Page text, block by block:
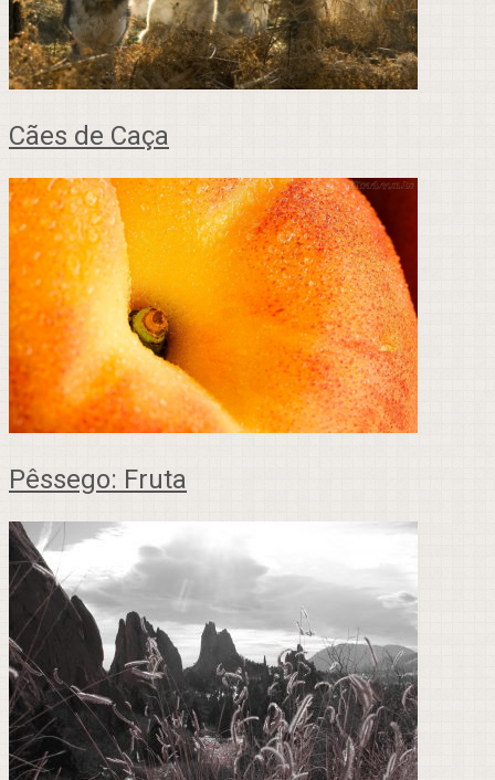
Cães de Caça
Pêssego: Fruta